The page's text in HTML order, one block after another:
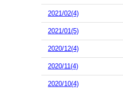
2021/02(4)
2021/01(5)
2020/12(4)
2020/11(4)
2020/10(4)